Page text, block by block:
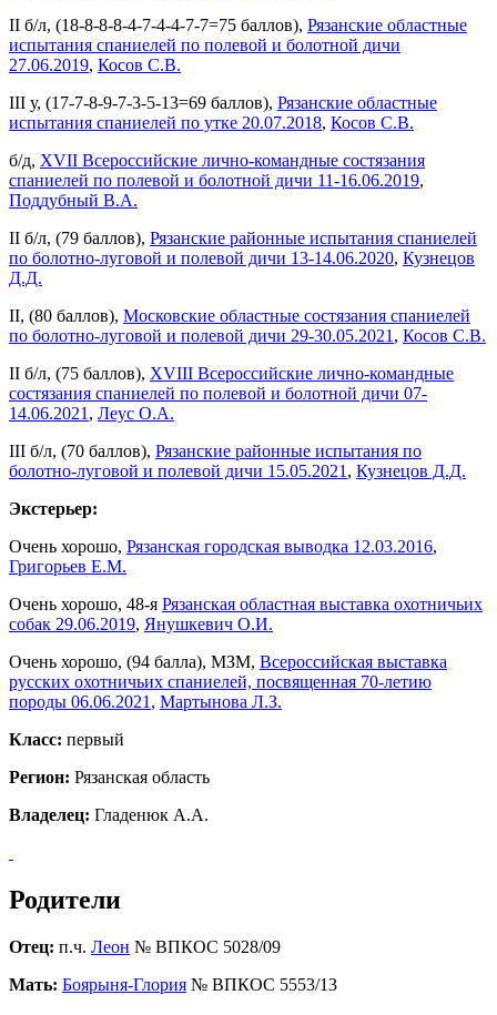
II б/л, (18-8-8-8-4-7-4-4-7-7=75 баллов), Рязанские областные
испытания спаниелей по полевой и болотной дичи
27.06.2019, Косов С.В.
III у, (17-7-8-9-7-3-5-13=69 баллов), Рязанские областные
испытания спаниелей по утке 20.07.2018, Косов С.В.
б/д, XVII Всероссийские лично-командные состязания
спаниелей по полевой и болотной дичи 11-16.06.2019,
Поддубный В.А.
II б/л, (79 баллов), Рязанские районные испытания спаниелей
по болотно-луговой и полевой дичи 13-14.06.2020, Кузнецов
Д.Д.
II, (80 баллов), Московские областные состязания спаниелей
по болотно-луговой и полевой дичи 29-30.05.2021 , Косов С.В.
II б/л, (75 баллов), XVIII Всероссийские лично-командные
состязания спаниелей по полевой и болотной дичи 07-
14.06.2021 , Леус О.А.
III б/л, (70 баллов), Рязанские районные испытания по
болотно-луговой и полевой дичи 15.05.2021 , Кузнецов Д.Д.
Экстерьер:
Очень хорошо, Рязанская городская выводка 12.03.2016,
Григорьев Е.М.
Очень хорошо, 48-я Рязанская областная выставка охотничьих
собак 29.06.2019, Янушкевич О.И.
Очень хорошо, (94 балла), МЗМ, Всероссийская выставка
русских охотничьих спаниелей, посвященная 70-летию
породы 06.06.2021 , Мартынова Л.З.
Класс: первый
Регион: Рязанская область
Владелец: Гладенюк А.А.
Родители
Отец: п.ч. Леон № ВПКОС 5028/09
Мать: Боярыня-Глория № ВПКОС 5553/13